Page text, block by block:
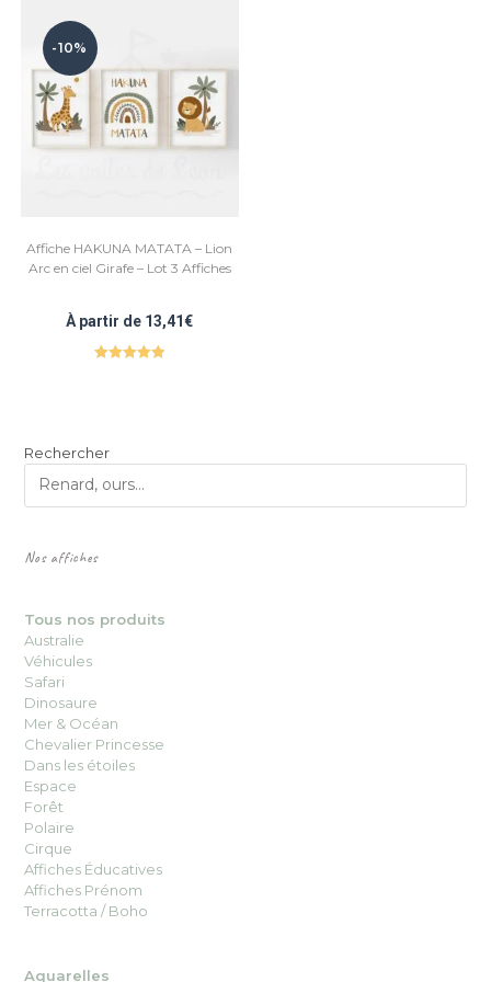
-10%
Affiche HAKUNA MATATA – Lion
Arc en ciel Girafe – Lot 3 Affiches
À partir de 13,41€
Rechercher
Nos affiches
Tous nos produits
Australie
Véhicules
Safari
Dinosaure
Mer & Océan
Chevalier Princesse
Dans les étoiles
Espace
Forêt
Polaire
Cirque
Affiches Éducatives
Affiches Prénom
Terracotta / Boho
Aquarelles